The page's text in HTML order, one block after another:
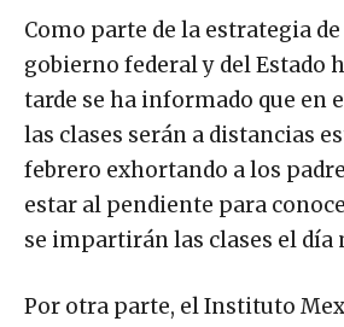
Como parte de la estrategia
gobierno federal y del Estado
tarde se ha informado que en
las clases serán a distancias
febrero exhortando a los
estar al pendiente para
se impartirán las clases el día
Por otra parte, el Instituto